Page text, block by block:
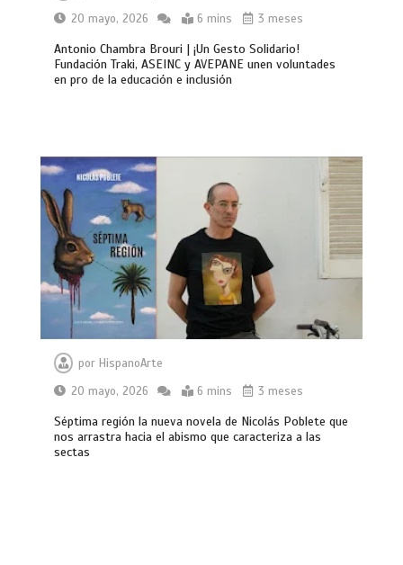
20 mayo, 2026
6 mins 3 meses
Antonio Chambra Brouri | ¡Un Gesto Solidario!
Fundación Traki, ASEINC y AVEPANE unen voluntades
en pro de la educación e inclusión
por HispanoArte
20 mayo, 2026
6 mins 3 meses
Séptima región la nueva novela de Nicolás Poblete que
nos arrastra hacia el abismo que caracteriza a las
sectas